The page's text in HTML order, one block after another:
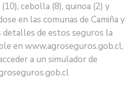
cebolla (8), quinoa (2) y
en las comunas de Camiña y
detalles de estos seguros la
en www.agroseguros.gob.cl,
a un simulador de